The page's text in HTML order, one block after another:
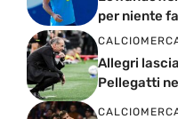
per niente
Allegri
Pellegatti